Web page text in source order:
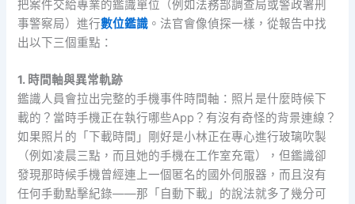
把案件交給專業的鑑識單位（例如法務部調查局或警政署刑
事警察局）進行數位鑑識 。法官會像偵探一樣，從報告中找
出以下三個重點：
1. 時間軸與異常軌跡
鑑識人員會拉出完整的手機事件時間軸：照片是什麼時候下
載的？當時手機正在執行哪些App？有沒有奇怪的背景連線？
如果照片的「下載時間」剛好是小林正在專心進行玻璃吹製
（例如凌晨三點，而且她的手機在工作室充電），但鑑識卻
發現那時候手機曾經連上一個匿名的國外伺服器，而且沒有
任何手動點擊紀錄——那「自動下載」的說法就多了幾分可